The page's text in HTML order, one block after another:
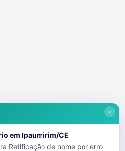
×
em Ipaumirim/CE
Retificação de nome por erro